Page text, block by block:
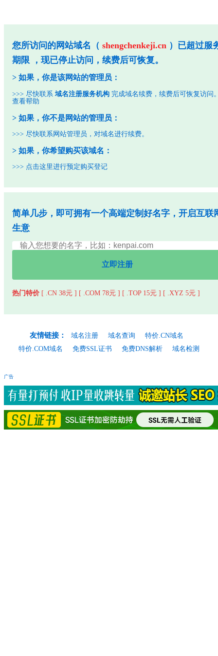
您所访问的网站域名（shengchenkeji.cn ）已超过服
期限 ，现已停止访问，续费后可恢复。
> 如果，你是该网站的管理员：
>>> 尽快联系域名注册服务机构 完成域名续费，续费后可恢复访问
查看帮助
> 如果，你不是网站的管理员：
>>> 尽快联系网站管理员，对域名进行续费。
> 如果，你希望购买该域名：
>>> 点击这里进行预定购买登记
简单几步，即可拥有一个高端定制好名字，开启互联
生意
立即注册
热门特价 [ .CN 38元 ] [ .COM 78元 ] [ .TOP 15元 ] [ .XYZ 5元 ]
友情链接： 域名注册 域名查询
特价.CN域名
特价.COM域名
免费SSL证书 免费DNS解析 域名检测
广告